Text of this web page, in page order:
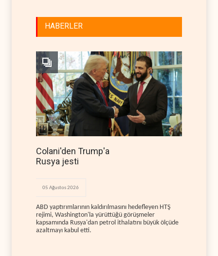
HABERLER
Colani'den Trump'a
Rusya jesti
05 Ağustos 2026
ABD yaptırımlarının kaldırılmasını hedefleyen HTŞ
rejimi, Washington'la yürüttüğü görüşmeler
kapsamında Rusya'dan petrol ithalatını büyük ölçüde
azaltmayı kabul etti.